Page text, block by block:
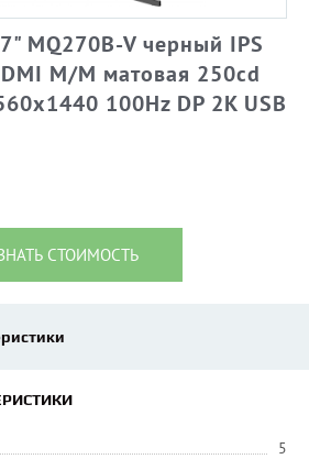
MQ270B-V черный IPS
M/M матовая 250cd
100Hz DP 2K USB
СТОИМОСТЬ
5